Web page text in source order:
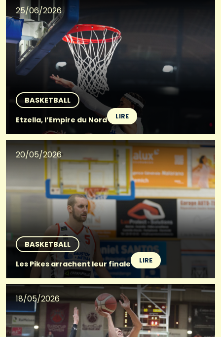
25/06/2026
BASKETBALL
Etzella, l’Empire du Nord
LIRE
20/05/2026
BASKETBALL
Les Pikes arrachent leur finale
LIRE
18/05/2026